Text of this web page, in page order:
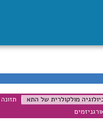
מולקולרית של התא תזונה